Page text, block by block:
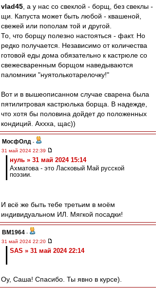
vlad45 , а у нас со свеклой - борщ, без свеклы -
щи. Капуста может быть любой - квашеной,
свежей или пополам той и другой.
То, что борщу полезно настояться - факт. Но
редко получается. Независимо от количества
готовой еды дома обязательно к кастрюле со
свежесваренным борщом наведываются
паломники "нуятолькотарелочку!"
Вот и в вышеописанном случае сварена была
пятилитровая кастрюлька борща. В надежде,
что хотя бы половина дойдет до положенных
кондиций. Аххха, щас))
МосфОлд -
31 май 2024 22:39
нуль » 31 май 2024 15:14
Ахматова - это Ласковый Май русской
поэзии.
И всё же быть тебе третьим в моём
индивидуальном ИЛ. Мягкой посадки!
BM1964 -
31 май 2024 22:20
SAS » 31 май 2024 22:14
Оу, Саша! Спасибо. Ты явно в курсе).